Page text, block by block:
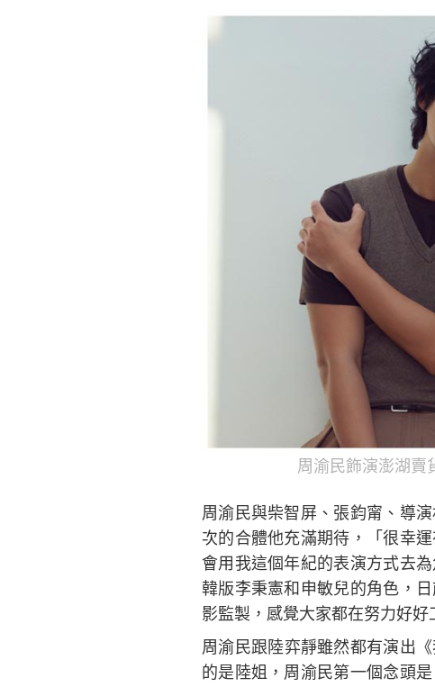
周渝民飾演澎湖賣
周渝民與柴智屏、張鈞甯、導
次的合體他充滿期待，「很幸
會用我這個年紀的表演方式去
韓版李秉憲和申敏兒的角色，
影監製，感覺大家都在努力好好
周渝民跟陸弈靜雖然都有演出
的是陸姐，周渝民第一個念頭